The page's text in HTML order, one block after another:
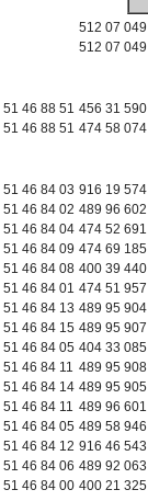
512 07 049
512 07 049
51 46 88 51 456 31 590
51 46 88 51 474 58 074
51 46 84 03 916 19 574
51 46 84 02 489 96 602
51 46 84 04 474 52 691
51 46 84 09 474 69 185
51 46 84 08 400 39 440
51 46 84 01 474 51 957
51 46 84 13 489 95 904
51 46 84 15 489 95 907
51 46 84 05 404 33 085
51 46 84 11 489 95 908
51 46 84 14 489 95 905
51 46 84 11 489 96 601
51 46 84 05 489 58 946
51 46 84 12 916 46 543
51 46 84 06 489 92 063
51 46 84 00 400 21 325